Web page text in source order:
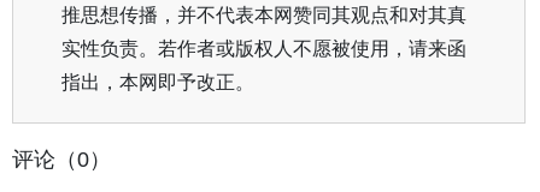
推思想传播，并不代表本网赞同其观点和对其真
实性负责。若作者或版权人不愿被使用，请来函
指出，本网即予改正。
评论（0）